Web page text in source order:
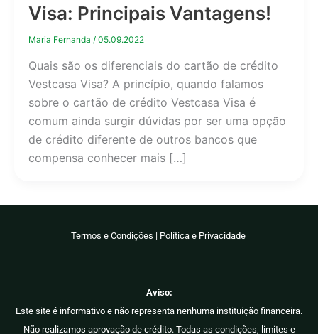
Visa: Principais Vantagens!
Maria Fernanda / 05.09.2022
Quais são os diferenciais do cartão de crédito
Vestcasa Visa? A princípio, quando falamos
sobre o cartão de crédito Vestcasa Visa é
comum ainda surgir dúvidas por ser uma opção
de crédito diferente de outros bancos que
compensa conhecer mais […]
Termos e Condições | Política e Privacidade
Aviso:
Este site é informativo e não representa nenhuma instituição financeira.
Não realizamos aprovação de crédito. Todas as condições, limites e